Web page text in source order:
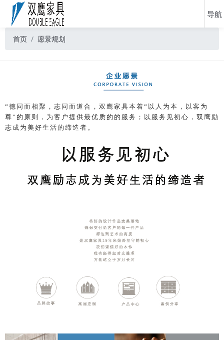
首页 愿景规划
“德同而相聚，志同而道合，双鹰家具本着“以人为本，以客为
尊”的原则，为客户提供最优质的的服务；以服务见初心，双鹰励
志成为美好生活的缔造者。